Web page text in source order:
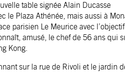
table signée Alain Ducasse
le Plaza Athénée, mais aussi à
parisien Le Meurice avec
amusé, le chef de 56 ans qui
Kong.
sur la rue de Rivoli et le jardin